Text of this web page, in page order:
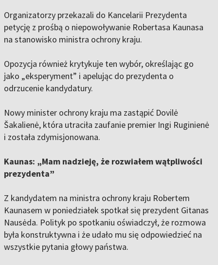
Organizatorzy przekazali do Kancelarii Prezydenta
petycję z prośbą o niepowoływanie Robertasa Kaunasa
na stanowisko ministra ochrony kraju.
Opozycja również krytykuje ten wybór, określając go
jako „eksperyment” i apelując do prezydenta o
odrzucenie kandydatury.
Nowy minister ochrony kraju ma zastąpić Dovilė
Šakalienė, która utraciła zaufanie premier Ingi Ruginienė
i została zdymisjonowana.
Kaunas: „Mam nadzieję, że rozwiałem wątpliwości
prezydenta”
Z kandydatem na ministra ochrony kraju Robertem
Kaunasem w poniedziałek spotkał się prezydent Gitanas
Nausėda. Polityk po spotkaniu oświadczył, że rozmowa
była konstruktywna i że udało mu się odpowiedzieć na
wszystkie pytania głowy państwa.